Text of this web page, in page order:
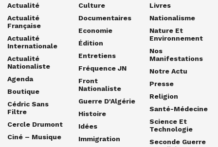
Actualité
Actualité
Française
Actualité
Internationale
Actualité
Nationaliste
Agenda
Boutique
Cédric Sans
Filtre
Cercle Drumont
Ciné – Musique
Culture
Documentaires
Economie
Édition
Entretiens
Fréquence JN
Front
Nationaliste
Guerre D'Algérie
Histoire
Idées
Immigration
Livres
Nationalisme
Nature Et
Environnement
Nos
Manifestations
Notre Actu
Presse
Religion
Santé-Médecine
Science Et
Technologie
Seconde Guerre